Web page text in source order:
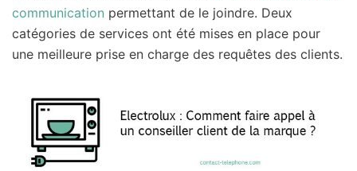
communication permettant de le joindre. Deux
catégories de services ont été mises en place pour
une meilleure prise en charge des requêtes des clients.